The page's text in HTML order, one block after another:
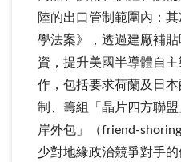
陸的出口管制範圍內；
學法案》，透過建廠補
資，提升美國半導體自
作，包括要求荷蘭及日
制、籌組「晶片四方聯
岸外包」（friend-
少對地緣政治競爭對手